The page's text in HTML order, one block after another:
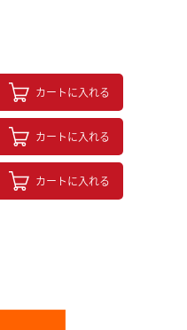
カートに入れる
カートに入れる
カートに入れる